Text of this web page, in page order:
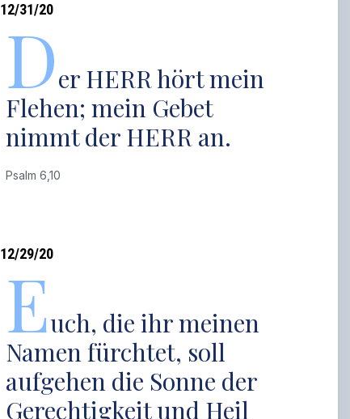
12/31/20
Der HERR hört mein
Flehen; mein Gebet
nimmt der HERR an.
Psalm 6,10
12/29/20
Euch, die ihr meinen
Namen fürchtet, soll
aufgehen die Sonne der
Gerechtigkeit und Heil